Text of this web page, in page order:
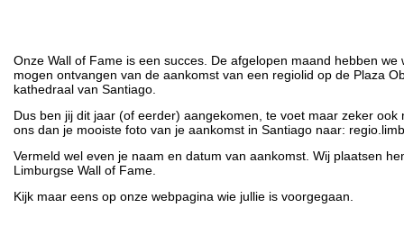
Onze Wall of Fame is een succes. De afgelopen maand hebben we
mogen ontvangen van de aankomst van een regiolid op de Plaza
kathedraal van Santiago.
Dus ben jij dit jaar (of eerder) aangekomen, te voet maar zeker ook
ons dan je mooiste foto van je aankomst in Santiago naar:
Vermeld wel even je naam en datum van aankomst. Wij plaatsen
Limburgse Wall of Fame.
Kijk maar eens op onze webpagina wie jullie is voorgegaan.